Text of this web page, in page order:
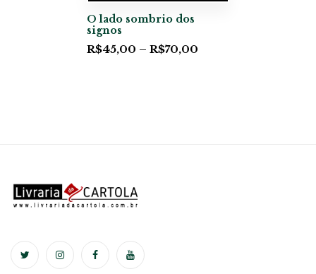
O lado sombrio dos
signos
R$45,00 – R$70,00